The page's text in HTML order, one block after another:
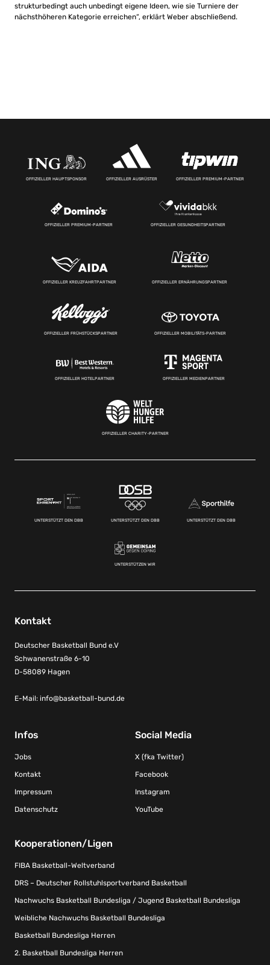
strukturbedingt auch unbedingt eigene Ideen, wie sie Turniere der
nächsthöheren Kategorie erreichen“, erklärt Weber abschließend.
OFFIZIELLER HAUPTSPONSOR OFFIZIELLER AUSRÜSTER OFFIZIELLER PREMIUM-PARTNER
OFFIZIELLER PREMIUM-PARTNER OFFIZIELLER GESUNDHEITSPARTNER
OFFIZIELLER KREUZFAHRTPARTNER OFFIZIELLER ERNÄHRUNGSPARTNER
OFFIZIELLER FRÜHSTÜCKSPARTNER OFFIZIELLER MOBILITÄTS-PARTNER
OFFIZIELLER HOTELPARTNER OFFIZIELLER MEDIENPARTNER
OFFIZIELLER CHARITY-PARTNER
UNTERSTÜTZT DEN DBB UNTERSTÜTZT DEN DBB UNTERSTÜTZT DEN DBB
UNTERSTÜTZEN WIR
Kontakt
Deutscher Basketball Bund e.V
Schwanenstraße 6-10
D-58089 Hagen
E-Mail: info@basketball-bund.de
Infos
Jobs
Kontakt
Impressum
Datenschutz
Social Media
X (fka Twitter)
Facebook
Instagram
YouTube
Kooperationen/Ligen
FIBA Basketball-Weltverband
DRS – Deutscher Rollstuhlsportverband Basketball
Nachwuchs Basketball Bundesliga / Jugend Basketball Bundesliga
Weibliche Nachwuchs Basketball Bundesliga
Basketball Bundesliga Herren
2. Basketball Bundesliga Herren